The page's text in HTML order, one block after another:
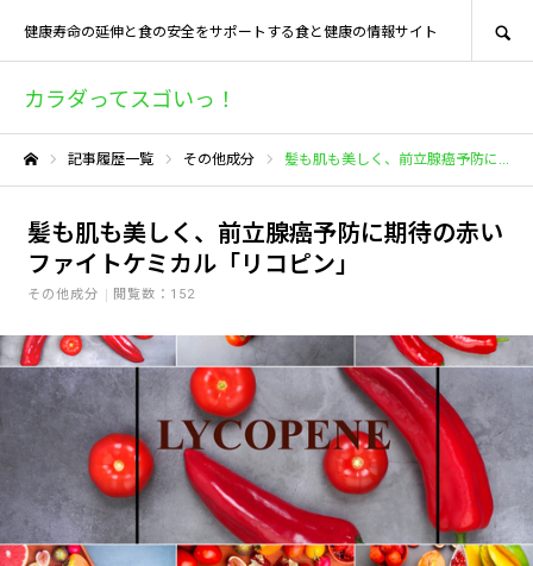
カラダってスゴいっ！
健康寿命の延伸と食の安全をサポートする食と健康の情報サイト
記事履歴一覧 その他成分 髪も肌も美しく、前立腺癌予防に期待の赤いファイトケミカル「リコピン」
髪も肌も美しく、前立腺癌予防に期待の赤い
ファイトケミカル「リコピン」
その他成分 閲覧数：152